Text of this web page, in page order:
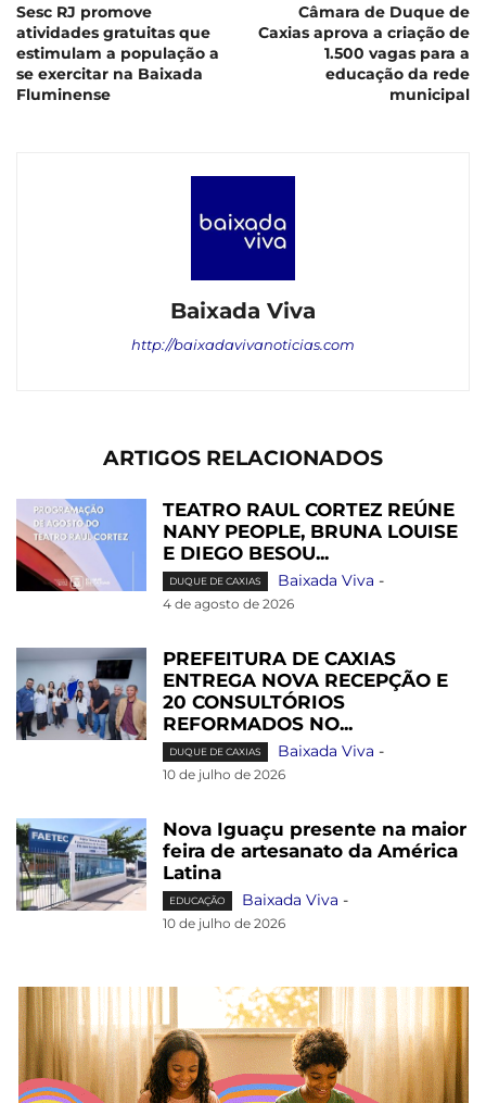
Sesc RJ promove
atividades gratuitas que
estimulam a população a
se exercitar na Baixada
Fluminense
Câmara de Duque de
Caxias aprova a criação de
1.500 vagas para a
educação da rede
municipal
Baixada Viva
http://baixadavivanoticias.com
ARTIGOS RELACIONADOS
TEATRO RAUL CORTEZ REÚNE
NANY PEOPLE, BRUNA LOUISE
E DIEGO BESOU...
DUQUE DE CAXIAS Baixada Viva -
4 de agosto de 2026
PREFEITURA DE CAXIAS
ENTREGA NOVA RECEPÇÃO E
20 CONSULTÓRIOS
REFORMADOS NO...
DUQUE DE CAXIAS Baixada Viva -
10 de julho de 2026
Nova Iguaçu presente na maior
feira de artesanato da América
Latina
EDUCAÇÃO Baixada Viva -
10 de julho de 2026